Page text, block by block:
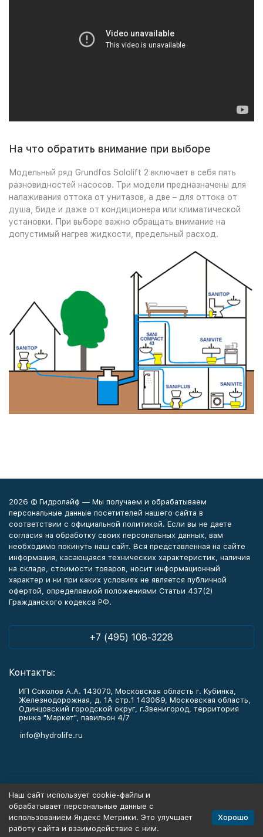
На что обратить внимание при выборе
Модельный ряд Grundfos Sololift 2 включает в себя пять
разновидностей насосов. Три модели предназначены для
налаживания оттока от унитазов, а две – для оттока от
душа, биде и даже от кондиционера или климатической
установки. При выборе важно обращать внимание на
допустимый нагрев жидкости, предельный расход.
2026 © Гидролайф — Мы получаем и обрабатываем
персональные данные посетителей нашего сайта в
соответствии с официальной политикой. Если вы не даете
согласия на обработку своих персональных данных, вам
необходимо покинуть наш сайт. Вся представленная на сайте
информация, касающаяся технических характеристик, наличия
на складе, стоимости товаров, носит информационный
характер и ни при каких условиях не является публичной
офертой, определяемой положениями Статьи 437(2)
Гражданского кодекса РФ.
+7 (495) 108-3228
Контакты:
ИП Соколов А.А. 143070, Московская область г. Кубинка,
Железнодорожная, д. 1А стр.1 143069, Московская область,
Одинцовский городской округ, г.Звенигород, территория
рынка "Маркет", павильон 4/7
info@hydrolife.ru
Информация
Наш сайт использует cookie-файлы и
обрабатывает персональные данные с
использованием Яндекс Метрики. Это улучшает
работу сайта и взаимодействие с ним.
Хорошо